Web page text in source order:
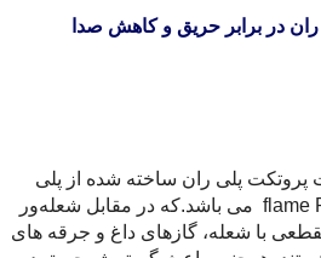
در برابر حریق و کاهش صدا
پوش فیت پروتکت پلی ران ساخته شده از پلی
پروپیلن با خاصیت flame Retardant می باشد.که در مقابل شعله‌ور
با شعله، گازهای داغ و جرقه های